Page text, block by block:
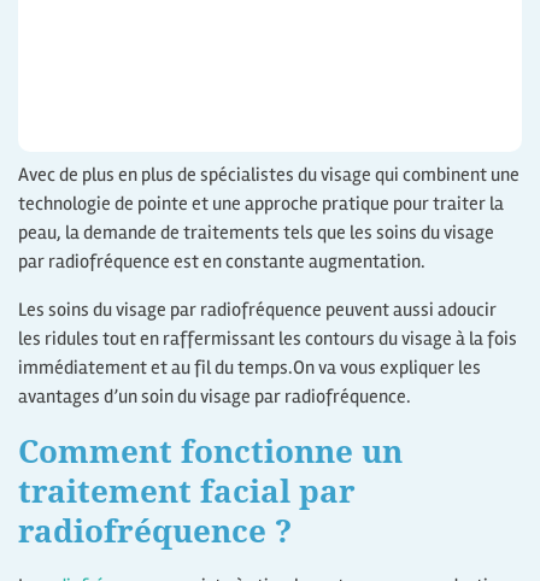
Avec de plus en plus de spécialistes du visage qui combinent une
technologie de pointe et une approche pratique pour traiter la
peau, la demande de traitements tels que les soins du visage
par radiofréquence est en constante augmentation.
Les soins du visage par radiofréquence peuvent aussi adoucir
les ridules tout en raffermissant les contours du visage à la fois
immédiatement et au fil du temps.On va vous expliquer les
avantages d’un soin du visage par radiofréquence.
Comment fonctionne un
traitement facial par
radiofréquence ?